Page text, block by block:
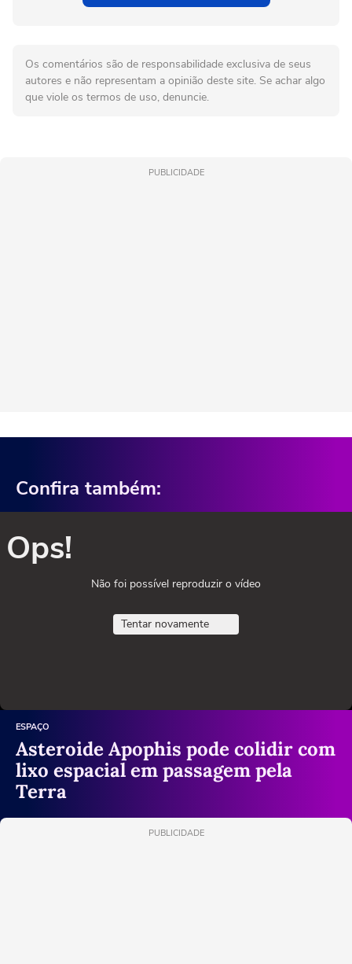
Os comentários são de responsabilidade exclusiva de seus
autores e não representam a opinião deste site. Se achar algo
que viole os termos de uso, denuncie.
PUBLICIDADE
Confira também:
Ops!
Não foi possível reproduzir o vídeo
Tentar novamente
ESPAÇO
Asteroide Apophis pode colidir com
lixo espacial em passagem pela
Terra
PUBLICIDADE